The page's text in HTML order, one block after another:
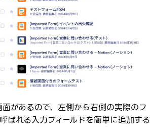
があるので、左側から右側の実際のフ
ばれる入力フィールドを簡単に追加する